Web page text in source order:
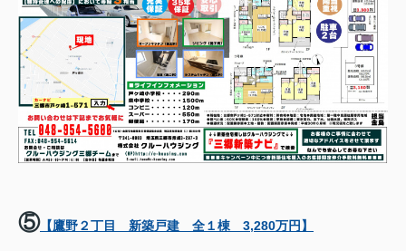
⑤【鷹野２丁目 新築戸建 全１棟 3,280万円】